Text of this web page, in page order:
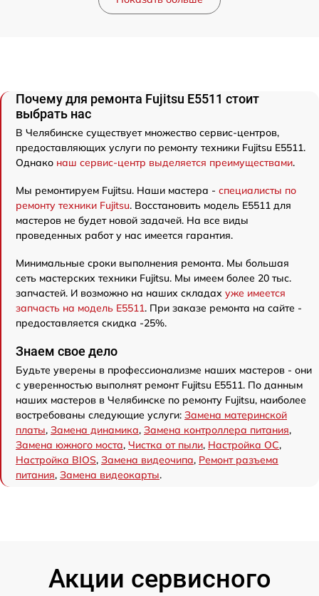
Почему для ремонта Fujitsu E5511 стоит
выбрать нас
В Челябинске существует множество сервис-центров,
предоставляющих услуги по ремонту техники Fujitsu E5511.
Однако наш сервис-центр выделяется преимуществами.
Мы ремонтируем Fujitsu. Наши мастера - специалисты по
ремонту техники Fujitsu. Восстановить модель E5511 для
мастеров не будет новой задачей. На все виды
проведенных работ у нас имеется гарантия.
Минимальные сроки выполнения ремонта. Мы большая
сеть мастерских техники Fujitsu. Мы имеем более 20 тыс.
запчастей. И возможно на наших складах уже имеется
запчасть на модель E5511. При заказе ремонта на сайте -
предоставляется скидка -25%.
Знаем свое дело
Будьте уверены в профессионализме наших мастеров - они
с уверенностью выполнят ремонт Fujitsu E5511. По данным
наших мастеров в Челябинске по ремонту Fujitsu, наиболее
востребованы следующие услуги: Замена материнской
платы, Замена динамика, Замена контроллера питания,
Замена южного моста, Чистка от пыли, Настройка ОС,
Настройка BIOS, Замена видеочипа, Ремонт разъема
питания, Замена видеокарты.
Акции сервисного